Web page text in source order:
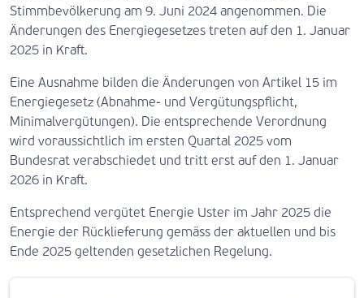
Stimmbevölkerung am 9. Juni 2024 angenommen. Die
Änderungen des Energiegesetzes treten auf den 1. Januar
2025 in Kraft.
Eine Ausnahme bilden die Änderungen von Artikel 15 im
Energiegesetz (Abnahme- und Vergütungspflicht,
Minimalvergütungen). Die entsprechende Verordnung
wird voraussichtlich im ersten Quartal 2025 vom
Bundesrat verabschiedet und tritt erst auf den 1. Januar
2026 in Kraft.
Entsprechend vergütet Energie Uster im Jahr 2025 die
Energie der Rücklieferung gemäss der aktuellen und bis
Ende 2025 geltenden gesetzlichen Regelung.